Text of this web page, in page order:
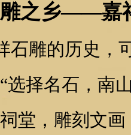
雕之乡——嘉
雕的历史，
选择名石，南
堂，雕刻文